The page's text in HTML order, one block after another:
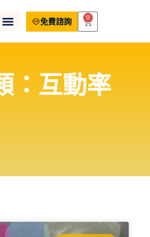
免費諮詢 0
：互動率